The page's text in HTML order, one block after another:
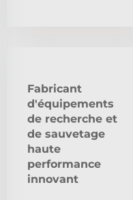
Fabricant
d'équipements
de recherche et
de sauvetage
haute
performance
innovant